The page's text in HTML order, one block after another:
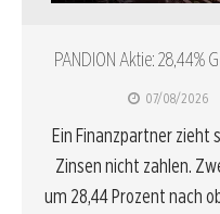
PANDION Aktie: 28,44%
07/08/2026
Ein Finanzpartner zieht
Zinsen nicht zahlen.
um 28,44 Prozent nach